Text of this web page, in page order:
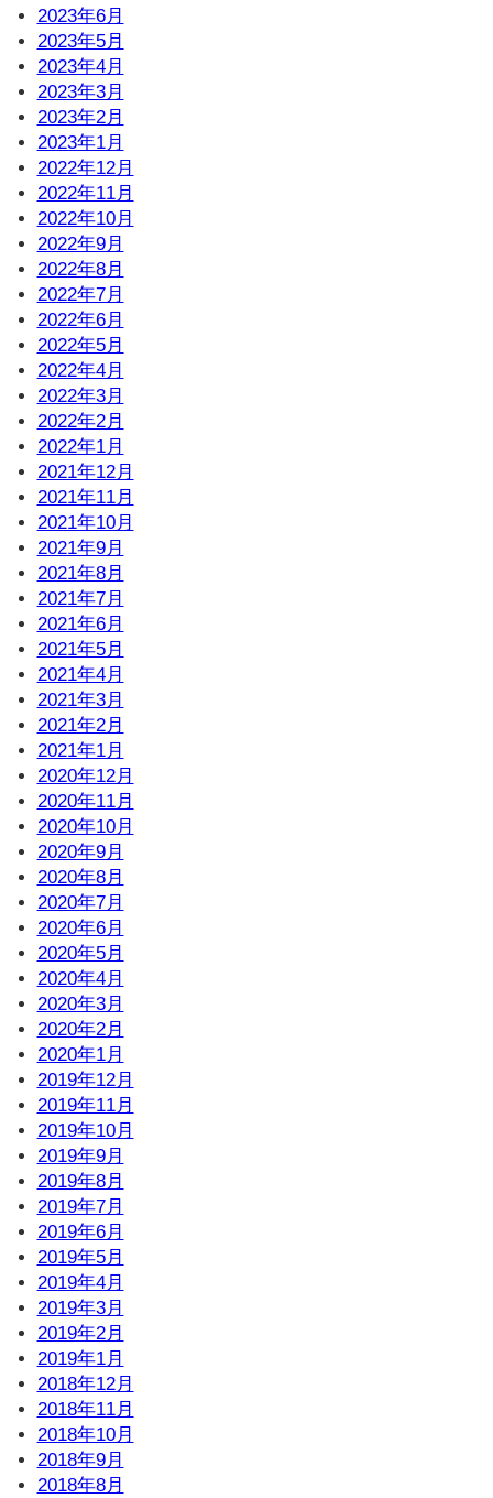
2023年6月
2023年5月
2023年4月
2023年3月
2023年2月
2023年1月
2022年12月
2022年11月
2022年10月
2022年9月
2022年8月
2022年7月
2022年6月
2022年5月
2022年4月
2022年3月
2022年2月
2022年1月
2021年12月
2021年11月
2021年10月
2021年9月
2021年8月
2021年7月
2021年6月
2021年5月
2021年4月
2021年3月
2021年2月
2021年1月
2020年12月
2020年11月
2020年10月
2020年9月
2020年8月
2020年7月
2020年6月
2020年5月
2020年4月
2020年3月
2020年2月
2020年1月
2019年12月
2019年11月
2019年10月
2019年9月
2019年8月
2019年7月
2019年6月
2019年5月
2019年4月
2019年3月
2019年2月
2019年1月
2018年12月
2018年11月
2018年10月
2018年9月
2018年8月